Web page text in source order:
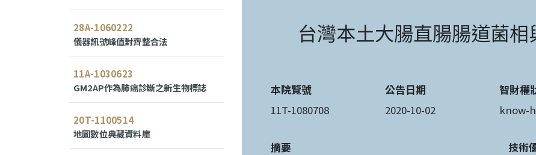
28A-1060222
儀器訊號峰值對齊整合法
11A-1030623
GM2AP作為肺癌診斷之新生物標誌
20T-1100514
地圖數位典藏資料庫
台灣本土大腸直腸腸道菌
本院覽號
11T-1080708
公告日期
2020-10-02
智財權
know-
摘要
技術